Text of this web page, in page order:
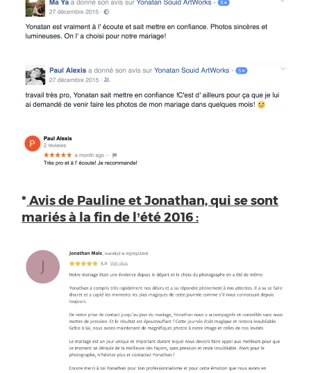
* Avis de Pauline et Jonathan, qui se sont
mariés à la fin de l’été 2016 :